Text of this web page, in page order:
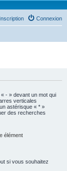
Connexion
Inscription
- » devant un mot qui
verticales
astérisque « * »
des recherches
élément
si vous souhaitez